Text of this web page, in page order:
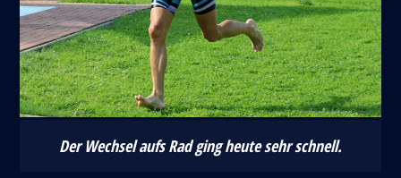
Der Wechsel aufs Rad ging heute sehr schnell.